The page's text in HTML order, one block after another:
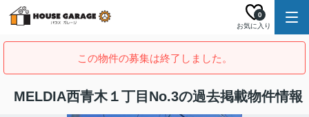
お気に入り
0
この物件の募集は終了しました。
MELDIA西青木１丁目No.3の過去掲載物件情報